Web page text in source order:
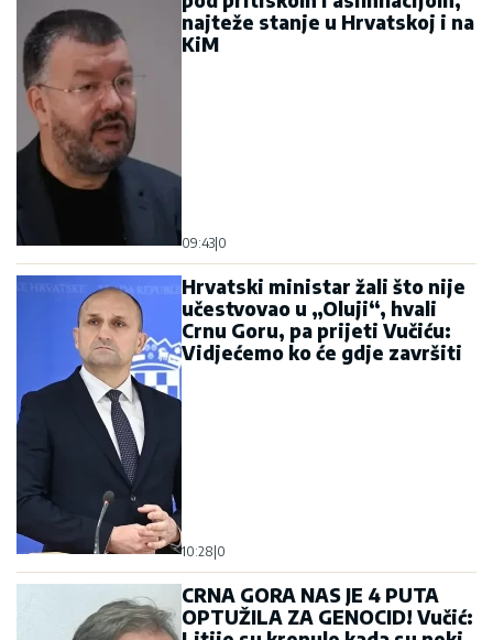
učestvovao u „Oluji“, hvali
Crnu Goru, pa prijeti Vučiću:
Vidjećemo ko će gdje završiti
OPTUŽILA ZA GENOCID! Vučić:
htjeli da prave Pravoslavnu
crkvu samo da izbrišu ono